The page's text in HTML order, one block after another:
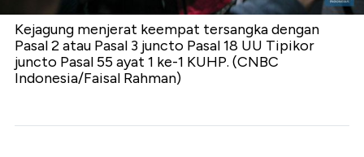
Kejagung menjerat keempat tersangka dengan
Pasal 2 atau Pasal 3 juncto Pasal 18 UU Tipikor
juncto Pasal 55 ayat 1 ke-1 KUHP. (CNBC
Indonesia/Faisal Rahman)